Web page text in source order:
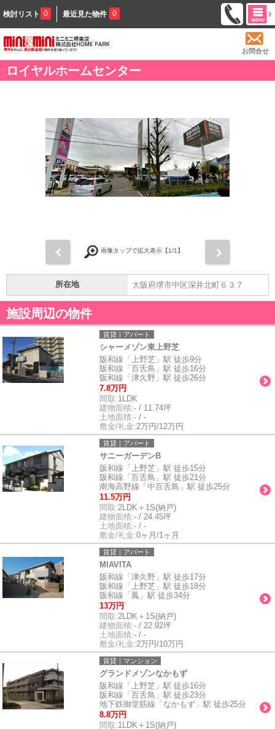
検討リスト 0 最近見た物件 0
お問合せ
ロイヤルホームセンター
画像タップで拡大表示【1/1】
所在地 大阪府堺市中区深井北町６３７
施設周辺の物件
賃貸｜アパート
シャーメゾン東上野芝
阪和線「上野芝」駅 徒歩9分
阪和線「百舌鳥」駅 徒歩16分
阪和線「津久野」駅 徒歩26分
7.8万円
間取:1LDK
建物面積:- / 11.74坪
土地面積:- / -
敷金/礼金:2万円/12万円
賃貸｜アパート
サニーガーデンB
阪和線「上野芝」駅 徒歩15分
阪和線「百舌鳥」駅 徒歩21分
南海高野線「中百舌鳥」駅 徒歩25分
11.5万円
間取:2LDK＋1S(納戸)
建物面積:- / 24.45坪
土地面積:- / -
敷金/礼金:0ヶ月/1ヶ月
賃貸｜アパート
MIAVITA
阪和線「津久野」駅 徒歩17分
阪和線「上野芝」駅 徒歩18分
阪和線「鳳」駅 徒歩34分
13万円
間取:2LDK＋1S(納戸)
建物面積:- / 22.92坪
土地面積:- / -
敷金/礼金:2万円/10万円
賃貸｜マンション
グランドメゾンなかもず
阪和線「上野芝」駅 徒歩16分
阪和線「百舌鳥」駅 徒歩23分
地下鉄御堂筋線「なかもず」駅 徒歩25分
8.8万円
間取:1LDK＋1S(納戸)